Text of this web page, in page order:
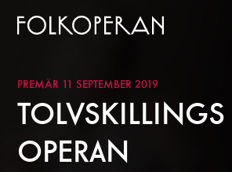
Gå till huvudinnehåll
Gå till sidfot
PREMÄR 11 SEPTEMBER 2019
TOLVSKILLINGS
OPERAN